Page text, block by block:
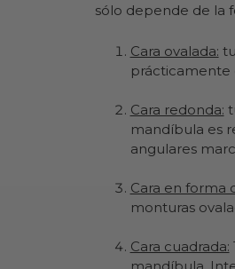
sólo depende de la
Cara ovalada:
prácticamente
Cara redonda:
mandíbula es
angulares
Cara en forma
monturas
Cara cuadrada: